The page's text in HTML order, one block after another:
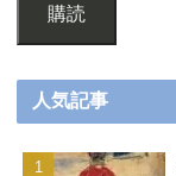
購読
人気記事